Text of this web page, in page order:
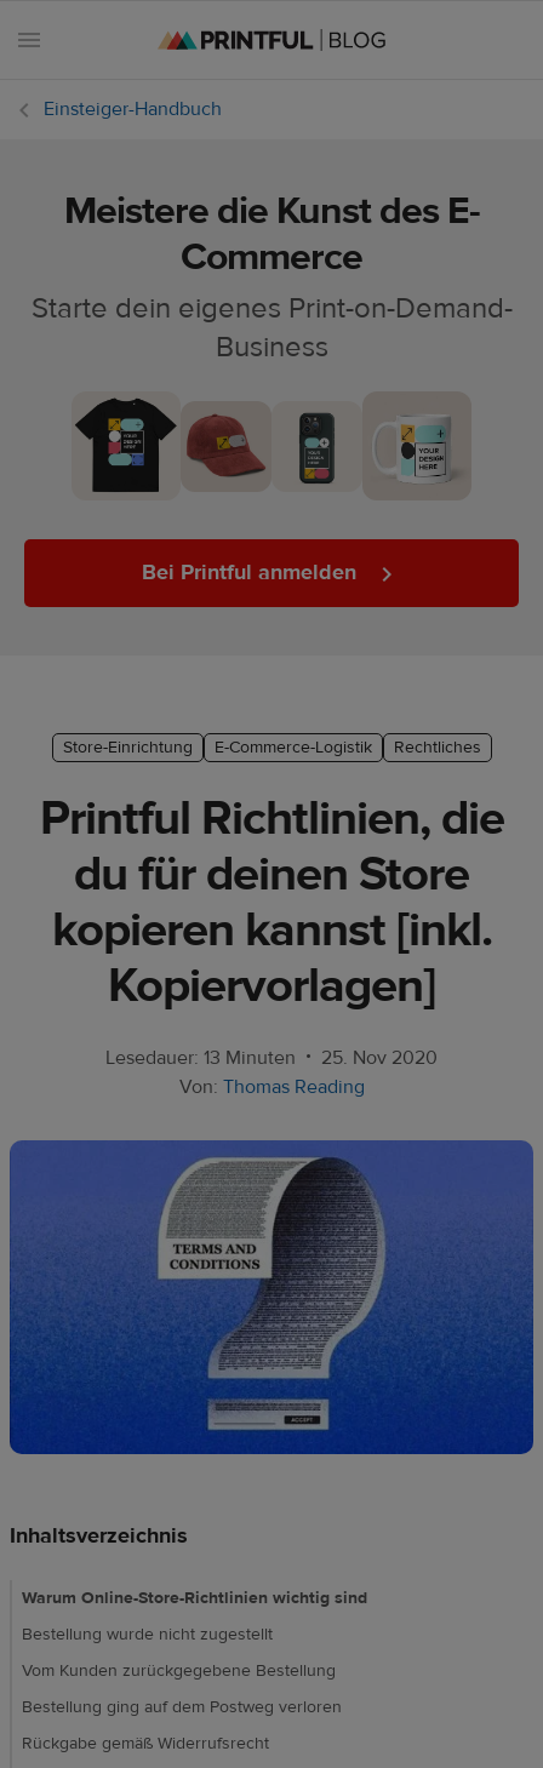
E-
Einsteiger-
Stil &
Trends
Produkte
Verkaufen
Printful
Preise
Einsteiger-Handbuch
Meistere die Kunst des E-
Commerce
Starte dein eigenes Print-on-Demand-
Business
Bei Printful anmelden
Store-Einrichtung E-Commerce-Logistik Rechtliches
Printful Richtlinien, die
du für deinen Store
kopieren kannst [inkl.
Kopiervorlagen]
Lesedauer: 13 Minuten • 25. Nov 2020
Von: Thomas Reading
Inhaltsverzeichnis
Warum Online-Store-Richtlinien wichtig sind
Bestellung wurde nicht zugestellt
Vom Kunden zurückgegebene Bestellung
Bestellung ging auf dem Postweg verloren
Rückgabe gemäß Widerrufsrecht